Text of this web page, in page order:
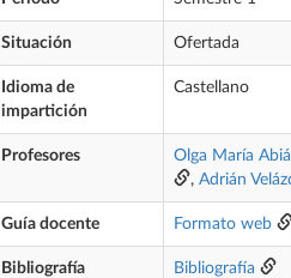
Situación Ofertada
Idioma de
impartición
Castellano
Profesores Olga María
, Adrián
Guía docente Formato web
Bibliografía
Bibliografía